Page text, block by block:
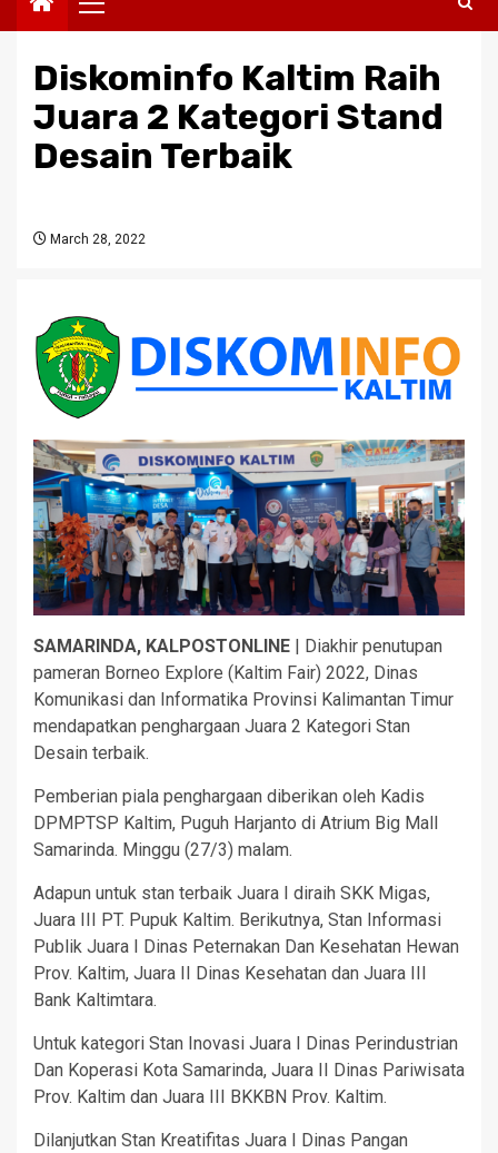
Primary
Menu
Diskominfo Kaltim Raih
Juara 2 Kategori Stand
Desain Terbaik
March 28, 2022
SAMARINDA, KALPOSTONLINE | Diakhir penutupan
pameran Borneo Explore (Kaltim Fair) 2022, Dinas
Komunikasi dan Informatika Provinsi Kalimantan Timur
mendapatkan penghargaan Juara 2 Kategori Stan
Desain terbaik.
Pemberian piala penghargaan diberikan oleh Kadis
DPMPTSP Kaltim, Puguh Harjanto di Atrium Big Mall
Samarinda. Minggu (27/3) malam.
Adapun untuk stan terbaik Juara I diraih SKK Migas,
Juara III PT. Pupuk Kaltim. Berikutnya, Stan Informasi
Publik Juara I Dinas Peternakan Dan Kesehatan Hewan
Prov. Kaltim, Juara II Dinas Kesehatan dan Juara III
Bank Kaltimtara.
Untuk kategori Stan Inovasi Juara I Dinas Perindustrian
Dan Koperasi Kota Samarinda, Juara II Dinas Pariwisata
Prov. Kaltim dan Juara III BKKBN Prov. Kaltim.
Dilanjutkan Stan Kreatifitas Juara I Dinas Pangan